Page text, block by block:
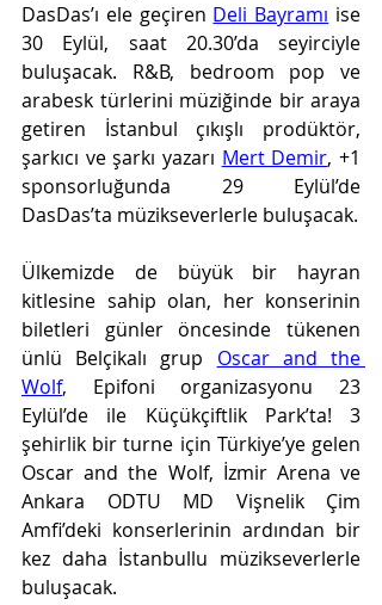
DasDas’ı ele geçiren Deli Bayramı ise
30 Eylül, saat 20.30’da seyirciyle
buluşacak. R&B, bedroom pop ve
arabesk türlerini müziğinde bir araya
getiren İstanbul çıkışlı prodüktör,
şarkıcı ve şarkı yazarı Mert Demir, +1
sponsorluğunda 29 Eylül’de
Ülkemizde de büyük bir hayran
kitlesine sahip olan, her konserinin
biletleri günler öncesinde tükenen
ünlü Belçikalı grup Oscar and the
Wolf, Epifoni organizasyonu 23
Eylül’de ile Küçükçiftlik Park’ta! 3
şehirlik bir turne için Türkiye’ye gelen
Oscar and the Wolf, İzmir Arena ve
Ankara ODTU MD Vişnelik Çim
Amfi’deki konserlerinin ardından bir
kez daha İstanbullu müzikseverlerle
buluşacak.